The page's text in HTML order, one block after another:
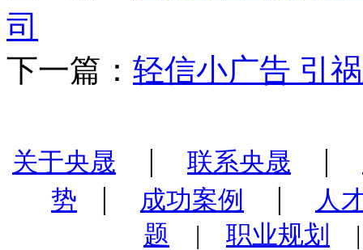
司
下一篇： 轻信小广告 引
关于央晟 | 联系央晟 |
势
| 成功案例 |
人
题 | 职业规划